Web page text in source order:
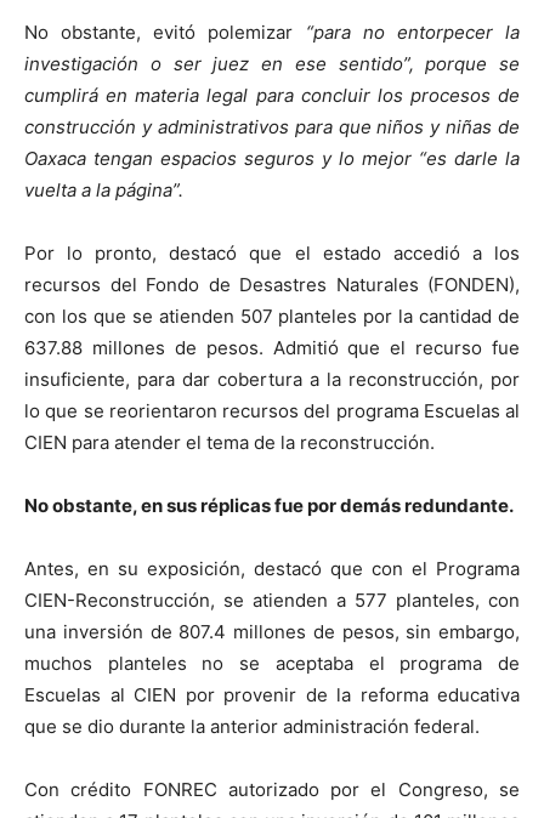
No obstante, evitó polemizar “para no entorpecer la
investigación o ser juez en ese sentido”, porque se
cumplirá en materia legal para concluir los procesos de
construcción y administrativos para que niños y niñas de
Oaxaca tengan espacios seguros y lo mejor “es darle la
vuelta a la página”.
Por lo pronto, destacó que el estado accedió a los
recursos del Fondo de Desastres Naturales (FONDEN),
con los que se atienden 507 planteles por la cantidad de
637.88 millones de pesos. Admitió que el recurso fue
insuficiente, para dar cobertura a la reconstrucción, por
lo que se reorientaron recursos del programa Escuelas al
CIEN para atender el tema de la reconstrucción.
No obstante, en sus réplicas fue por demás redundante.
Antes, en su exposición, destacó que con el Programa
CIEN-Reconstrucción, se atienden a 577 planteles, con
una inversión de 807.4 millones de pesos, sin embargo,
muchos planteles no se aceptaba el programa de
Escuelas al CIEN por provenir de la reforma educativa
que se dio durante la anterior administración federal.
Con crédito FONREC autorizado por el Congreso, se